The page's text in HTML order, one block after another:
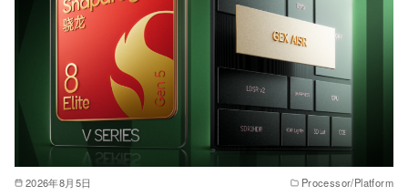
2026年8月5日 Processor/Platform